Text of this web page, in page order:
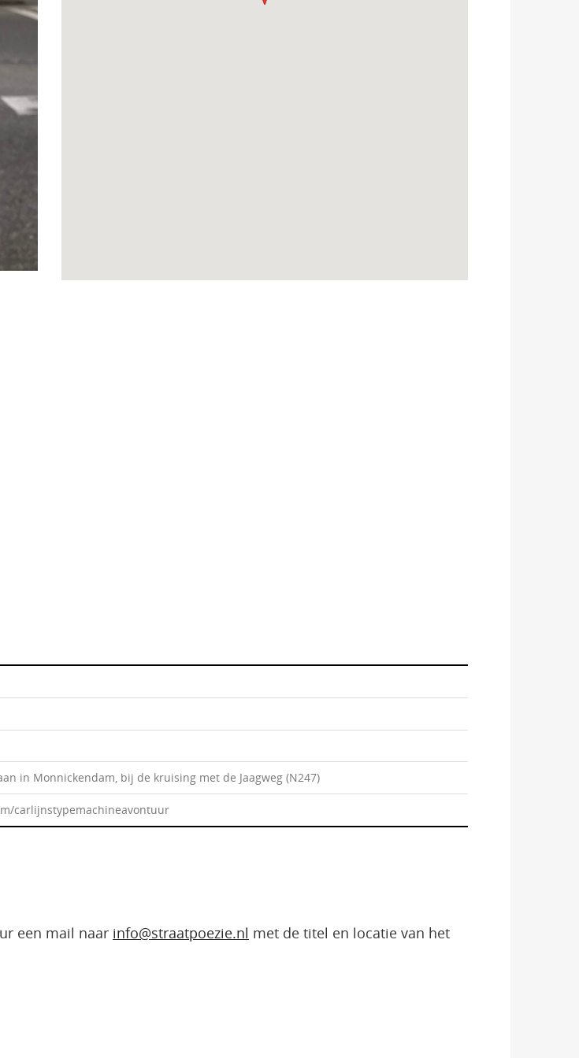
in Monnickendam, bij de kruising met de Jaagweg (N247)
carlijnstypemachineavontuur
een mail naar info@straatpoezie.nl met de titel en locatie van het